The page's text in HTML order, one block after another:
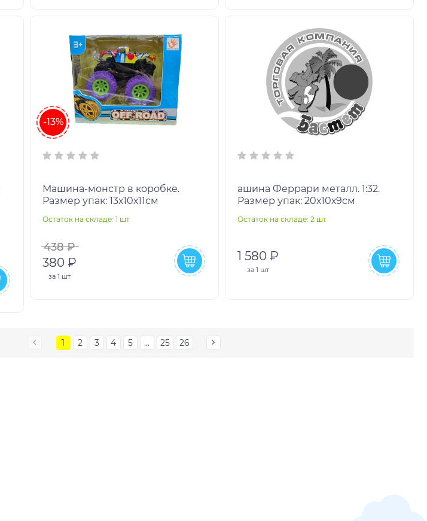
-13%
Машина-монстр в коробке.
Размер упак: 13х10х11см
Остаток на складе: 1 шт
438 ₽
380 ₽
за1 шт
ашина Феррари металл. 1:32.
Размер упак: 20х10х9см
Остаток на складе: 2 шт
1 580 ₽
за1 шт
1 2 3 4 5 ... 25 26